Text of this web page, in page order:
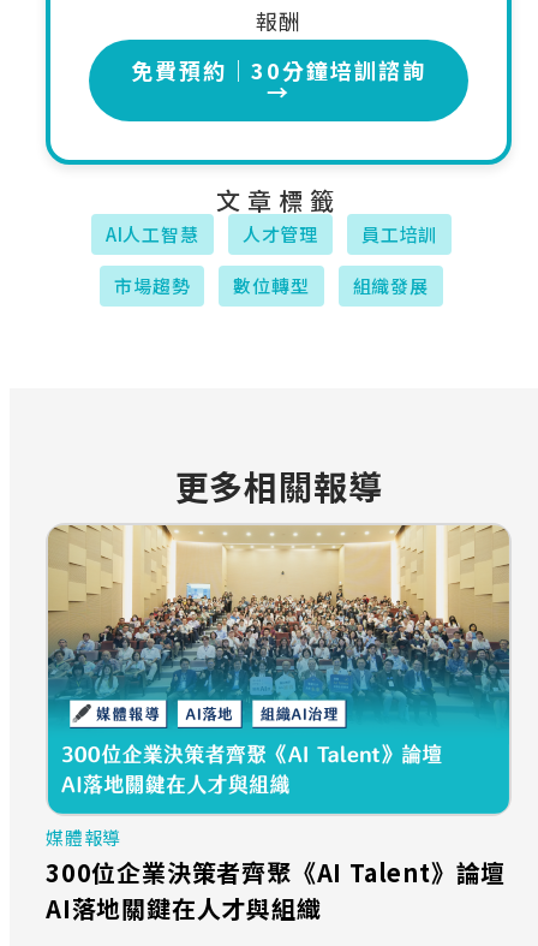
報酬
免費預約｜30分鐘培訓諮詢
→
文章標籤
AI人工智慧 人才管理 員工培訓
市場趨勢 數位轉型 組織發展
更多相關報導
媒體報導
300位企業決策者齊聚《AI Talent》論壇
AI落地關鍵在人才與組織